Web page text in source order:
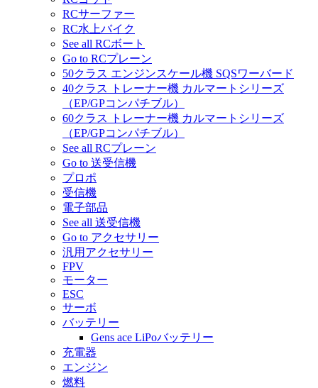
RCサーファー
RC水上バイク
See all RCボート
Go to RCプレーン
50クラス エンジンスケール機 SQSワーバード
40クラス トレーナー機 カルマートシリーズ
（EP/GPコンパチブル）
60クラス トレーナー機 カルマートシリーズ
（EP/GPコンパチブル）
See all RCプレーン
Go to 送受信機
プロポ
受信機
電子部品
See all 送受信機
Go to アクセサリー
汎用アクセサリー
FPV
モーター
ESC
サーボ
バッテリー
Gens ace LiPoバッテリー
充電器
エンジン
燃料